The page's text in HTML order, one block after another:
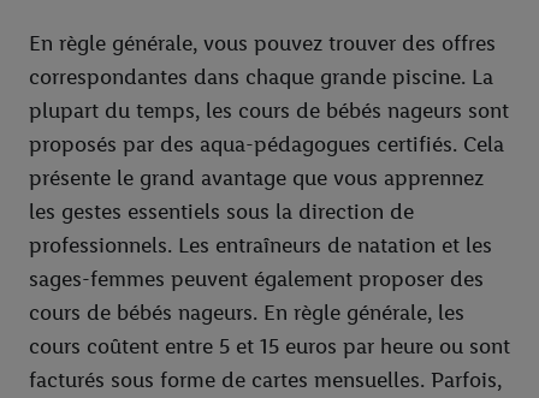
En règle générale, vous pouvez trouver des offres
correspondantes dans chaque grande piscine. La
plupart du temps, les cours de bébés nageurs sont
proposés par des aqua-pédagogues certifiés. Cela
présente le grand avantage que vous apprennez
les gestes essentiels sous la direction de
professionnels. Les entraîneurs de natation et les
sages-femmes peuvent également proposer des
cours de bébés nageurs. En règle générale, les
cours coûtent entre 5 et 15 euros par heure ou sont
facturés sous forme de cartes mensuelles. Parfois,